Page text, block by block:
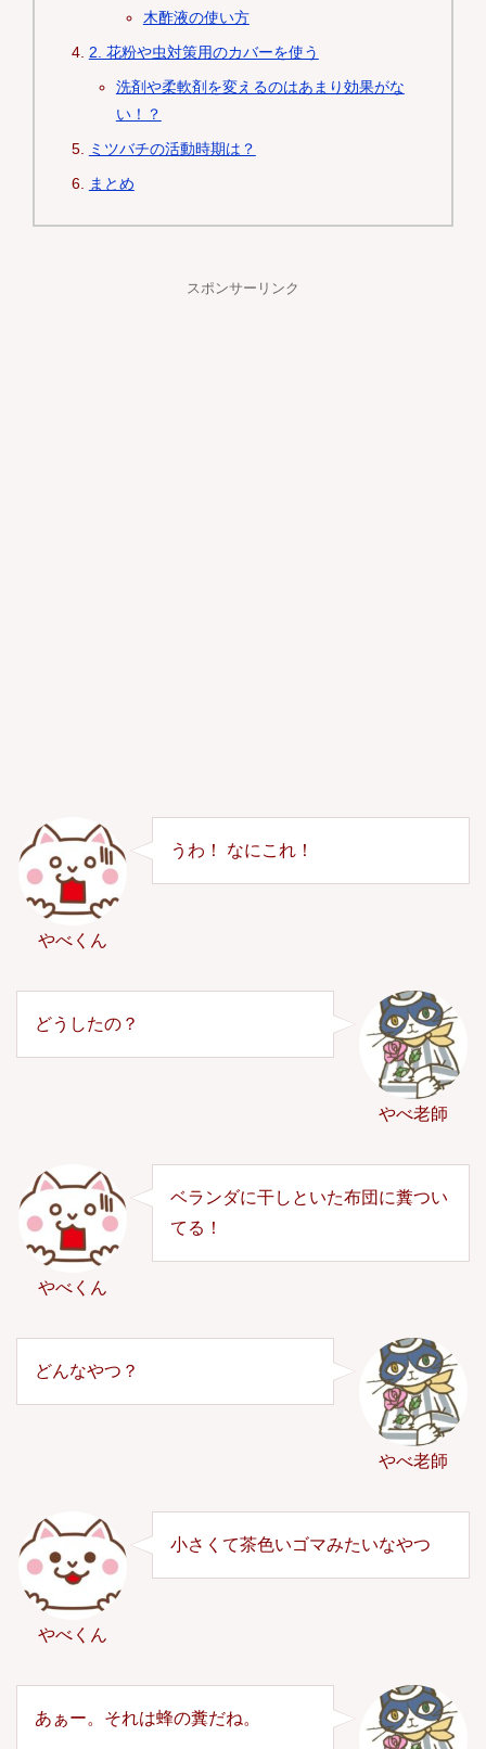
木酢液の使い方
2. 花粉や虫対策用のカバーを使う
洗剤や柔軟剤を変えるのはあまり効果がな
い！？
ミツバチの活動時期は？
まとめ
スポンサーリンク
やべくん
うわ！ なにこれ！
やべ老師
どうしたの？
やべくん
ベランダに干しといた布団に糞つい
てる！
やべ老師
どんなやつ？
やべくん
小さくて茶色いゴマみたいなやつ
あぁー。それは蜂の糞だね。